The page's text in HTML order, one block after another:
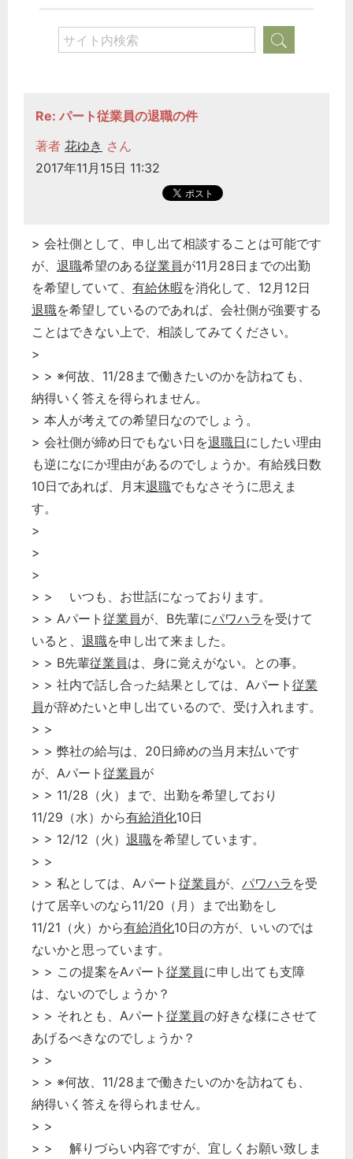
Re: パート従業員の退職の件
著者 花ゆき さん
2017年11月15日 11:32
> 会社側として、申し出て相談することは可能です
が、 退職希望のある従業員が11月28日までの出勤
を希望していて、 有給休暇を消化して、12月12日
退職を希望しているのであれば、会社側が強要する
ことはできない上で、相談してみてください。
>
> > ※何故、11/28まで働きたいのかを訪ねても、
納得いく答えを得られません。
> 本人が考えての希望日なのでしょう。
> 会社側が締め日でもない日を退職日にしたい理由
も逆になにか理由があるのでしょうか。有給残日数
10日であれば、月末退職でもなさそうに思えま
す。
>
>
>
> > いつも、お世話になっております。
> > Aパート 従業員が、B先輩にパワハラ を受けて
いると、 退職を申し出て来ました。
> > B先輩従業員は、身に覚えがない。との事。
> > 社内で話し合った結果としては、Aパート 従業
員が辞めたいと申し出ているので、受け入れます。
> >
> > 弊社の給与は、20日締めの当月末払いです
が、Aパート 従業員が
> > 11/28（火）まで、出勤を希望しており
11/29（水）から有給消化10日
> > 12/12（火） 退職を希望しています。
> >
> > 私としては、Aパート 従業員が、 パワハラ を受
けて居辛いのなら11/20（月）まで出勤をし
11/21（火）から有給消化10日の方が、いいのでは
ないかと思っています。
> > この提案をAパート 従業員に申し出ても支障
は、ないのでしょうか？
> > それとも、Aパート 従業員の好きな様にさせて
あげるべきなのでしょうか？
> >
> > ※何故、11/28まで働きたいのかを訪ねても、
納得いく答えを得られません。
> >
> > 解りづらい内容ですが、宜しくお願い致しま